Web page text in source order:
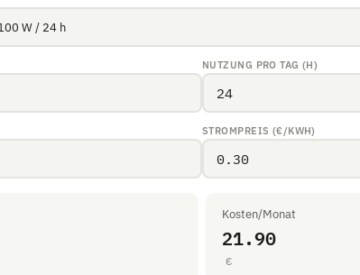
NUTZUNG PRO TAG (H)
STROMPREIS (€/KWH)
Kosten/Monat
21.90
€